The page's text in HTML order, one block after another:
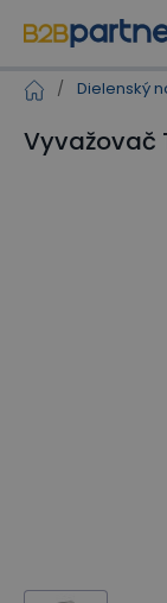
/ Dielenský
Vyvažovač